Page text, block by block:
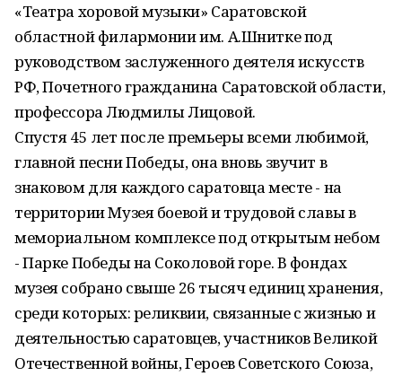
«Театра хоровой музыки» Саратовской
областной филармонии им. А.Шнитке под
руководством заслуженного деятеля искусств
РФ, Почетного гражданина Саратовской области,
профессора Людмилы Лицовой.
Спустя 45 лет после премьеры всеми любимой,
главной песни Победы, она вновь звучит в
знаковом для каждого саратовца месте - на
территории Музея боевой и трудовой славы в
мемориальном комплексе под открытым небом
- Парке Победы на Соколовой горе. В фондах
музея собрано свыше 26 тысяч единиц хранения,
среди которых: реликвии, связанные с жизнью и
деятельностью саратовцев, участников Великой
Отечественной войны, Героев Советского Союза,